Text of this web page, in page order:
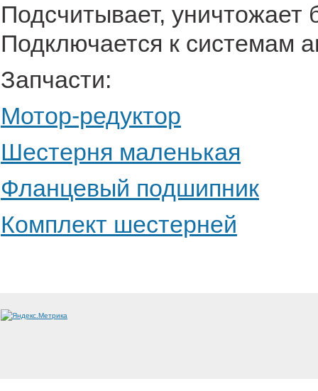
Подсчитывает, уничтожает
Подключается к системам
Запчасти:
Мотор-редуктор
Шестерня маленькая
Фланцевый подшипник
Комплект шестерней